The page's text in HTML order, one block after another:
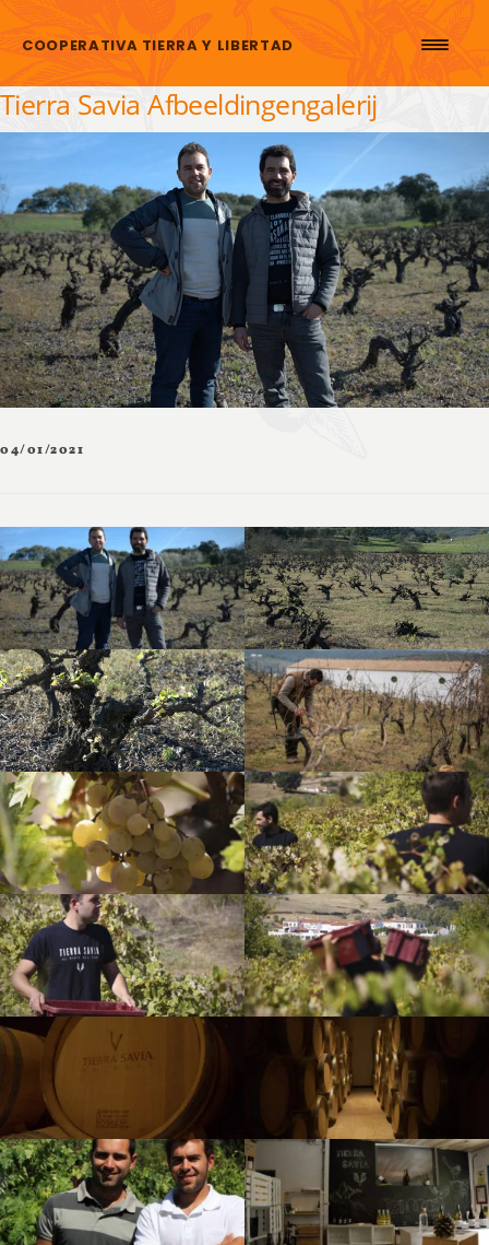
COOPERATIVA TIERRA Y LIBERTAD
Tierra Savia Afbeeldingengalerij
04/01/2021